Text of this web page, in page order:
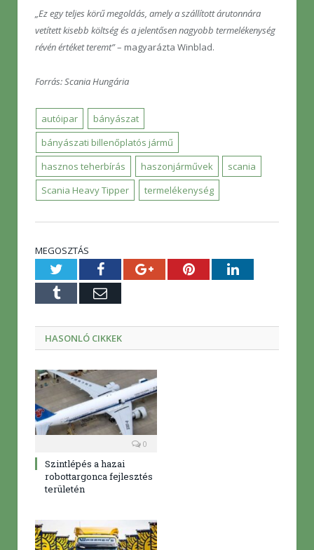
„Ez egy teljes körű megoldás, amely a szállított árutonnára
vetített kisebb költség és a jelentősen nagyobb termelékenység
révén értéket teremt”– magyarázta Winblad.
Forrás: Scania Hungária
autóipar
bányászat
bányászati billenőplatós jármű
hasznos teherbírás
haszonjárművek
scania
Scania Heavy Tipper
termelékenység
MEGOSZTÁS
TwitterFacebookGoogle+PinterestLinkedIn
Tumblr E-
HASONLÓ CIKKEK
0
Szintlépés a hazai
robottargonca fejlesztés
területén